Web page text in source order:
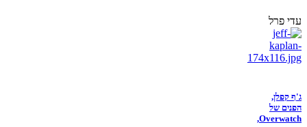
עדי פרל
ג'ף קפלן,
הפנים של
Overwatch,